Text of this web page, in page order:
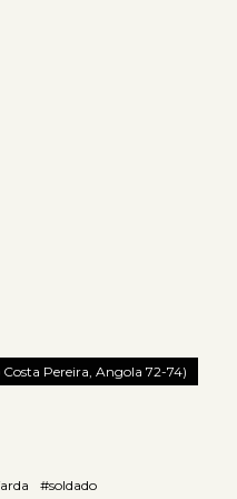
Pereira, Angola 72-74)
#soldado